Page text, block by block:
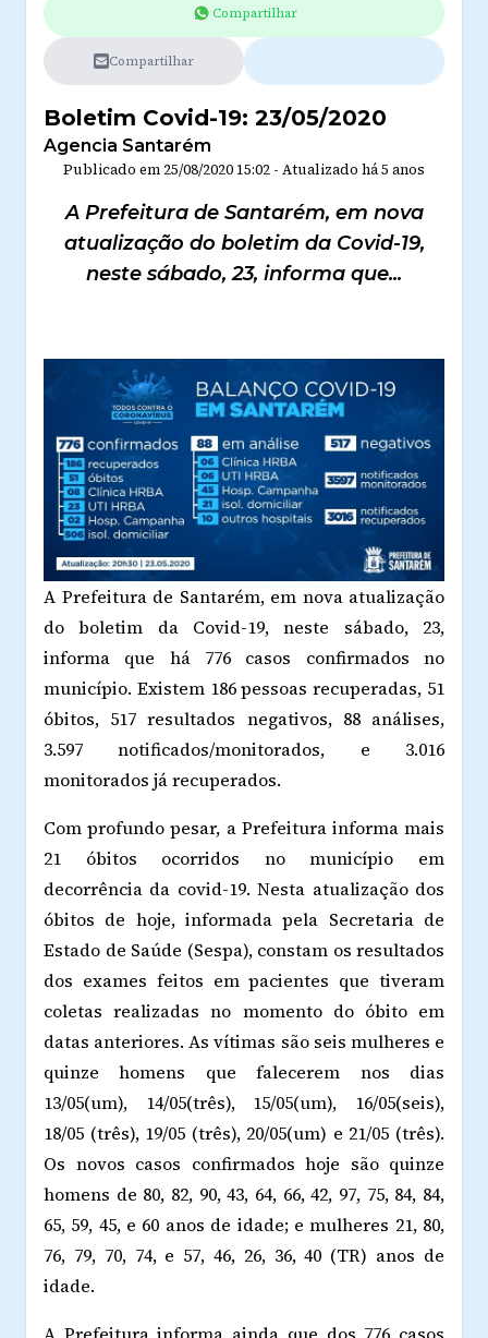
Compartilhar
Compartilhar
Boletim Covid-19: 23/05/2020
Agencia Santarém
Publicado em 25/08/2020 15:02 - Atualizado há 5 anos
A Prefeitura de Santarém, em nova
atualização do boletim da Covid-19,
neste sábado, 23, informa que...
A Prefeitura de Santarém, em nova atualização
do boletim da Covid-19, neste sábado, 23,
informa que há 776 casos confirmados no
município. Existem 186 pessoas recuperadas, 51
óbitos, 517 resultados negativos, 88 análises,
3.597 notificados/monitorados, e 3.016
monitorados já recuperados.
Com profundo pesar, a Prefeitura informa mais
21 óbitos ocorridos no município em
decorrência da covid-19. Nesta atualização dos
óbitos de hoje, informada pela Secretaria de
Estado de Saúde (Sespa), constam os resultados
dos exames feitos em pacientes que tiveram
coletas realizadas no momento do óbito em
datas anteriores. As vítimas são seis mulheres e
quinze homens que falecerem nos dias
13/05(um), 14/05(três), 15/05(um), 16/05(seis),
18/05 (três), 19/05 (três), 20/05(um) e 21/05 (três).
Os novos casos confirmados hoje são quinze
homens de 80, 82, 90, 43, 64, 66, 42, 97, 75, 84, 84,
65, 59, 45, e 60 anos de idade; e mulheres 21, 80,
76, 79, 70, 74, e 57, 46, 26, 36, 40 (TR) anos de
idade.